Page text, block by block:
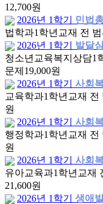
12,700원
2026년 1학기
민법
법학과1학년 교재 전
2026년 1학기
발달
청소년교육복지상담1
문제 19,000원
2026년 1학기
사회
교육학과1학년 교재 전
원
2026년 1학기
사회
행정학과1학년 교재 전
원
2026년 1학기
사회
유아교육과1학년 교재
21,600원
2026년 1학기
생애